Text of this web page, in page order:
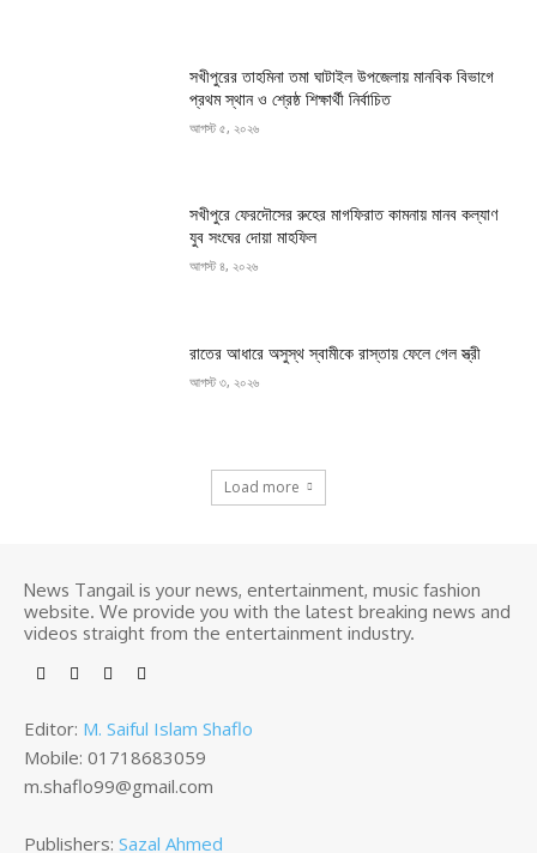
সখীপুরের তাহমিনা তমা ঘাটাইল উপজেলায় মানবিক বিভাগে
প্রথম স্থান ও শ্রেষ্ঠ শিক্ষার্থী নির্বাচিত
আগস্ট ৫, ২০২৬
সখীপুরে ফেরদৌসের রুহের মাগফিরাত কামনায় মানব কল্যাণ
যুব সংঘের দোয়া মাহফিল
আগস্ট ৪, ২০২৬
রাতের আধারে অসুস্থ স্বামীকে রাস্তায় ফেলে গেল স্ত্রী
আগস্ট ৩, ২০২৬
Load more
News Tangail is your news, entertainment, music fashion
website. We provide you with the latest breaking news and
videos straight from the entertainment industry.
Editor: M. Saiful Islam Shaflo
Mobile: 01718683059
m.shaflo99@gmail.com
Publishers: Sazal Ahmed